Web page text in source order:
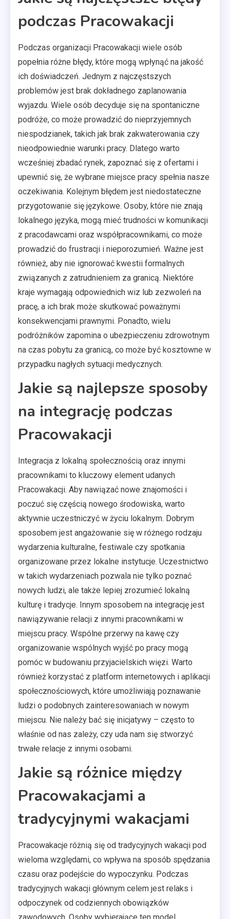
podczas Pracowakacji
Podczas organizacji Pracowakacji wiele osób
popełnia różne błędy, które mogą wpłynąć na jakość
ich doświadczeń. Jednym z najczęstszych
problemów jest brak dokładnego zaplanowania
wyjazdu. Wiele osób decyduje się na spontaniczne
podróże, co może prowadzić do nieprzyjemnych
niespodzianek, takich jak brak zakwaterowania czy
nieodpowiednie warunki pracy. Dlatego warto
wcześniej zbadać rynek, zapoznać się z ofertami i
upewnić się, że wybrane miejsce pracy spełnia nasze
oczekiwania. Kolejnym błędem jest niedostateczne
przygotowanie się językowe. Osoby, które nie znają
lokalnego języka, mogą mieć trudności w komunikacji
z pracodawcami oraz współpracownikami, co może
prowadzić do frustracji i nieporozumień. Ważne jest
również, aby nie ignorować kwestii formalnych
związanych z zatrudnieniem za granicą. Niektóre
kraje wymagają odpowiednich wiz lub zezwoleń na
pracę, a ich brak może skutkować poważnymi
konsekwencjami prawnymi. Ponadto, wielu
podróżników zapomina o ubezpieczeniu zdrowotnym
na czas pobytu za granicą, co może być kosztowne w
przypadku nagłych sytuacji medycznych.
Jakie są najlepsze sposoby
na integrację podczas
Pracowakacji
Integracja z lokalną społecznością oraz innymi
pracownikami to kluczowy element udanych
Pracowakacji. Aby nawiązać nowe znajomości i
poczuć się częścią nowego środowiska, warto
aktywnie uczestniczyć w życiu lokalnym. Dobrym
sposobem jest angażowanie się w różnego rodzaju
wydarzenia kulturalne, festiwale czy spotkania
organizowane przez lokalne instytucje. Uczestnictwo
w takich wydarzeniach pozwala nie tylko poznać
nowych ludzi, ale także lepiej zrozumieć lokalną
kulturę i tradycje. Innym sposobem na integrację jest
nawiązywanie relacji z innymi pracownikami w
miejscu pracy. Wspólne przerwy na kawę czy
organizowanie wspólnych wyjść po pracy mogą
pomóc w budowaniu przyjacielskich więzi. Warto
również korzystać z platform internetowych i aplikacji
społecznościowych, które umożliwiają poznawanie
ludzi o podobnych zainteresowaniach w nowym
miejscu. Nie należy bać się inicjatywy – często to
właśnie od nas zależy, czy uda nam się stworzyć
trwałe relacje z innymi osobami.
Jakie są różnice między
Pracowakacjami a
tradycyjnymi wakacjami
Pracowakacje różnią się od tradycyjnych wakacji pod
wieloma względami, co wpływa na sposób spędzania
czasu oraz podejście do wypoczynku. Podczas
tradycyjnych wakacji głównym celem jest relaks i
odpoczynek od codziennych obowiązków